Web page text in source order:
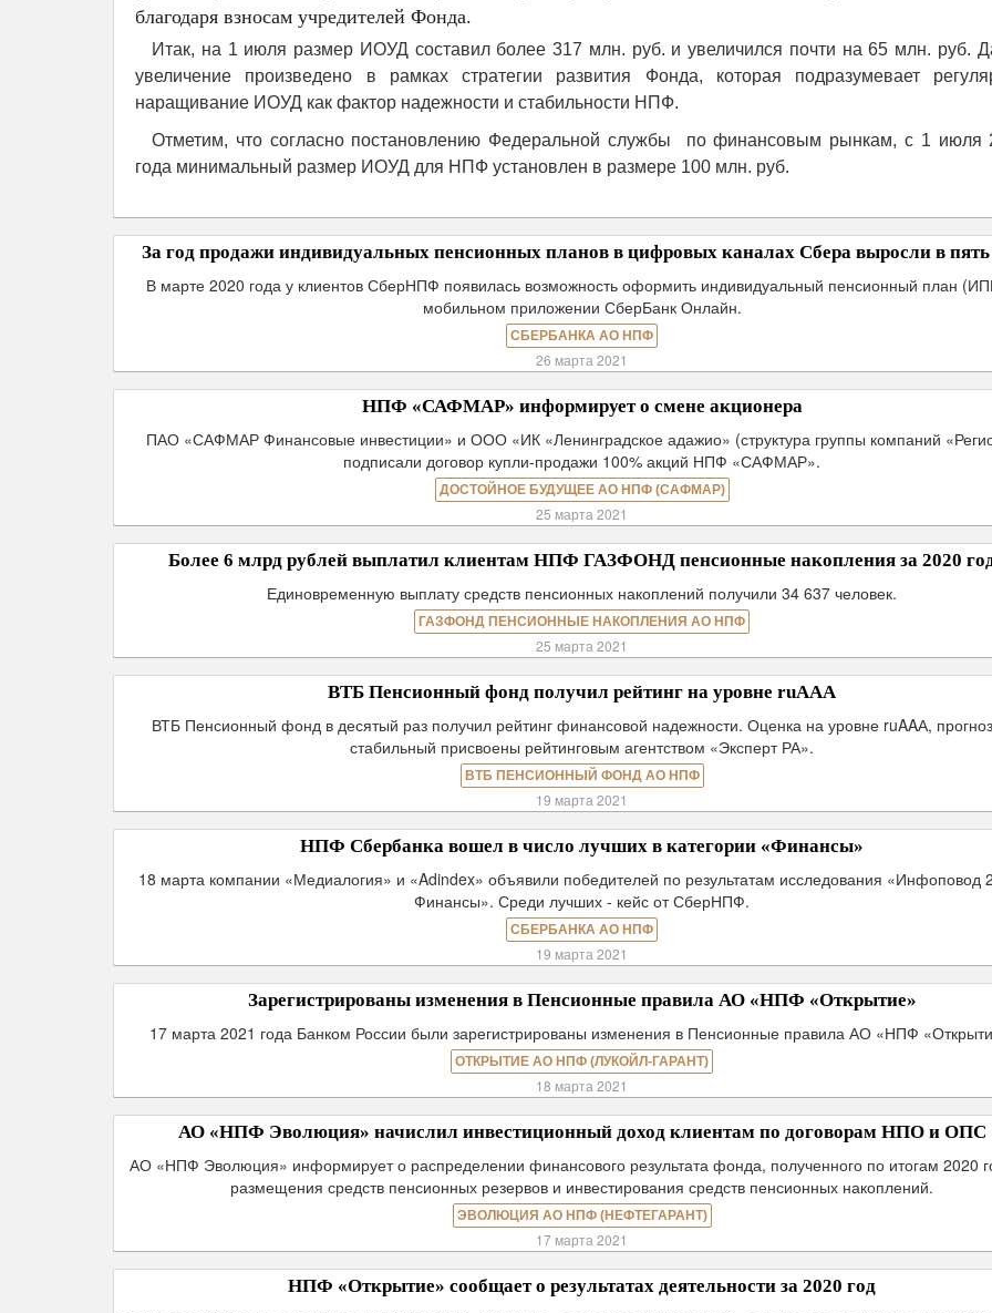
благодаря взносам учредителей Фонда.
Итак, на 1 июля размер ИОУД составил более 317 млн. руб. и увеличился почти на 65 млн. руб.
увеличение произведено в рамках стратегии развития Фонда, которая подразумевает
наращивание ИОУД как фактор надежности и стабильности НПФ.
Отметим, что согласно постановлению Федеральной службы по финансовым рынкам, с 1 июля
года минимальный размер ИОУД для НПФ установлен в размере 100 млн. руб.
За год продажи индивидуальных пенсионных планов в цифровых каналах Сбера выросли в пять
В марте 2020 года у клиентов СберНПФ появилась возможность оформить индивидуальный пенсионный план
мобильном приложении СберБанк Онлайн.
СБЕРБАНКА АО НПФ
26 марта 2021
НПФ «САФМАР» информирует о смене акционера
ПАО «САФМАР Финансовые инвестиции» и ООО «ИК «Ленинградское адажио» (структура группы компаний
подписали договор купли-продажи 100% акций НПФ «САФМАР».
ДОСТОЙНОЕ БУДУЩЕЕ АО НПФ (САФМАР)
25 марта 2021
Более 6 млрд рублей выплатил клиентам НПФ ГАЗФОНД пенсионные накопления за 2020
Единовременную выплату средств пенсионных накоплений получили 34 637 человек.
ГАЗФОНД ПЕНСИОННЫЕ НАКОПЛЕНИЯ АО НПФ
25 марта 2021
ВТБ Пенсионный фонд получил рейтинг на уровне ruAAА
ВТБ Пенсионный фонд в десятый раз получил рейтинг финансовой надежности. Оценка на уровне ruAAА,
стабильный присвоены рейтинговым агентством «Эксперт РА».
ВТБ ПЕНСИОННЫЙ ФОНД АО НПФ
19 марта 2021
НПФ Сбербанка вошел в число лучших в категории «Финансы»
18 марта компании «Медиалогия» и «Adindex» объявили победителей по результатам исследования «Инфоповод
Финансы». Среди лучших - кейс от СберНПФ.
СБЕРБАНКА АО НПФ
19 марта 2021
Зарегистрированы изменения в Пенсионные правила АО «НПФ «Открытие»
17 марта 2021 года Банком России были зарегистрированы изменения в Пенсионные правила АО «НПФ
ОТКРЫТИЕ АО НПФ (ЛУКОЙЛ-ГАРАНТ)
18 марта 2021
АО «НПФ Эволюция» начислил инвестиционный доход клиентам по договорам НПО и ОПС
АО «НПФ Эволюция» информирует о распределении финансового результата фонда, полученного по итогам 2020
размещения средств пенсионных резервов и инвестирования средств пенсионных накоплений.
ЭВОЛЮЦИЯ АО НПФ (НЕФТЕГАРАНТ)
17 марта 2021
НПФ «Открытие» сообщает о результатах деятельности за 2020 год